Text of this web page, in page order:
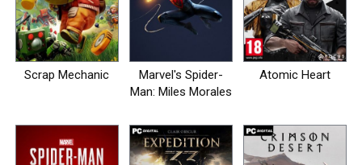
Scrap Mechanic
Marvel's Spider-
Man: Miles Morales
Atomic Heart